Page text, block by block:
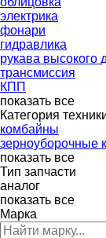
электрика
фонари
гидравлика
рукава высокого
трансмиссия
КПП
показать все
Категория
комбайны
зерноуборочные
показать все
Тип запчасти
аналог
показать все
Марка